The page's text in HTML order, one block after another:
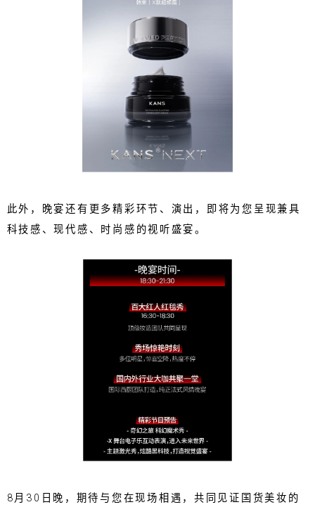
此外，晚宴还有更多精彩环节、演出，即将为您呈现兼具
科技感、现代感、时尚感的视听盛宴。
8月30日晚，期待与您在现场相遇，共同见证国货美妆的